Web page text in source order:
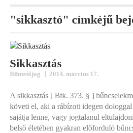
"sikkasztó" címkéjű
Sikkasztás
Büntetőjog | 2014. március 17.
A sikkasztás [ Btk. 373. § ]
követi el, aki a rábízott idegen
sajátja lenne, vagy jogtalanul
belső életében gyakran előforduló